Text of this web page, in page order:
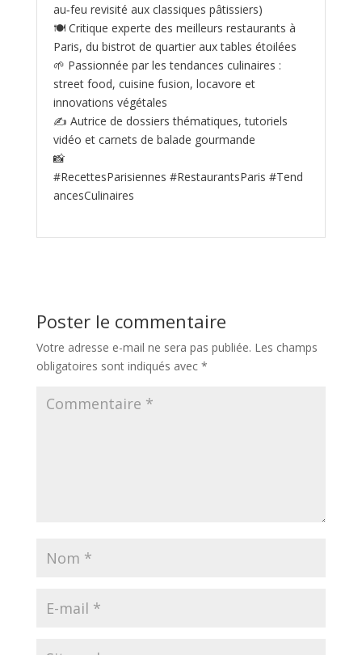
au‑feu revisité aux classiques pâtissiers)
🍽️ Critique experte des meilleurs restaurants à
Paris, du bistrot de quartier aux tables étoilées
🌱 Passionnée par les tendances culinaires :
street food, cuisine fusion, locavore et
innovations végétales
✍️ Autrice de dossiers thématiques, tutoriels
vidéo et carnets de balade gourmande
📸
#RecettesParisiennes #RestaurantsParis #Tend
ancesCulinaires
Poster le commentaire
Votre adresse e-mail ne sera pas publiée. Les champs
obligatoires sont indiqués avec *